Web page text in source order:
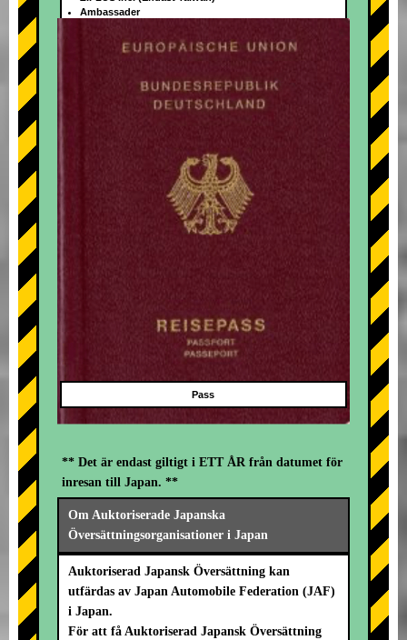
+
Ambassader
Pass
** Det är endast giltigt i ETT ÅR från datumet för
inresan till Japan. **
Om Auktoriserade Japanska
Översättningsorganisationer i Japan
Auktoriserad Japansk Översättning kan
utfärdas av Japan Automobile Federation (JAF)
i Japan.
För att få Auktoriserad Japansk Översättning